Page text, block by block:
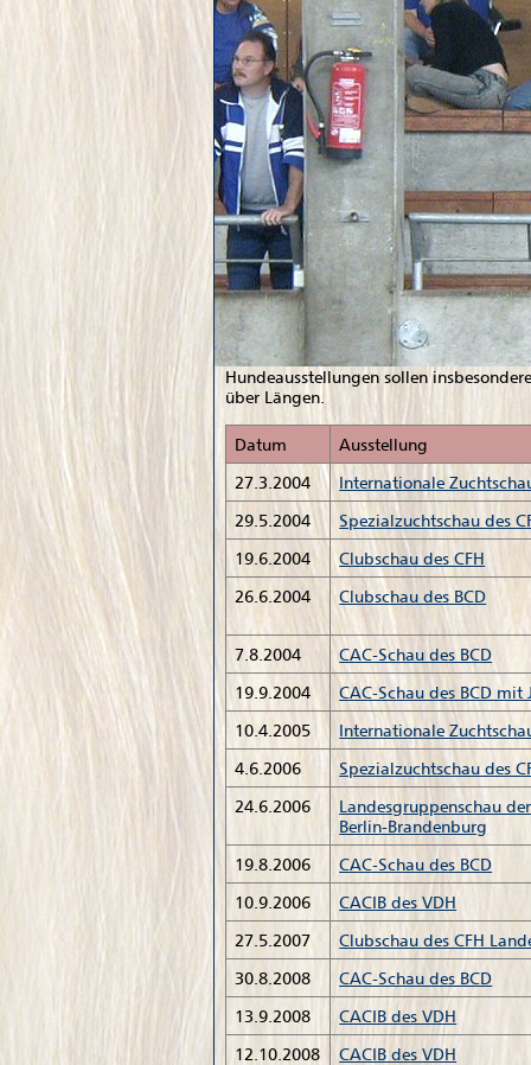
Hundeausstellungen sollen
über Längen.
Datum
Ausstellung
27.3.2004
Internationale
29.5.2004
Spezialzuchtschau des
19.6.2004
Clubschau des CFH
26.6.2004
Clubschau des BCD
7.8.2004
CAC-Schau des BCD
19.9.2004
CAC-Schau des BCD
10.4.2005
Internationale
4.6.2006
Spezialzuchtschau des
24.6.2006
Landesgruppenschau
Berlin-Brandenburg
19.8.2006
CAC-Schau des BCD
10.9.2006
CACIB des VDH
27.5.2007
Clubschau des CFH
30.8.2008
CAC-Schau des BCD
13.9.2008
CACIB des VDH
12.10.2008
CACIB des VDH